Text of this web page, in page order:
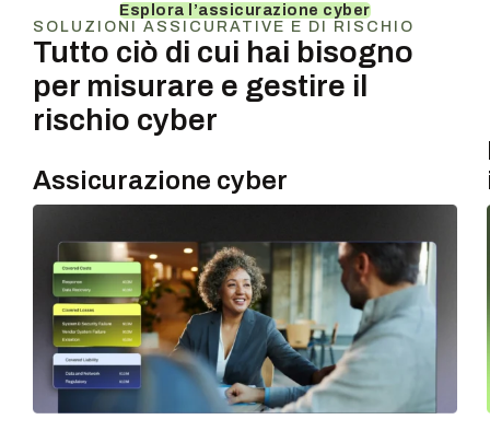
Esplora l’assicurazione cyber
SOLUZIONI ASSICURATIVE E DI RISCHIO
Tutto ciò di cui hai bisogno
per misurare e gestire il
rischio cyber
Assicurazione cyber